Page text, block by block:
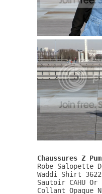
Chaussures Z
Robe Salopette
Waddi Shirt
Sautoir CAHU
Collant Opaque